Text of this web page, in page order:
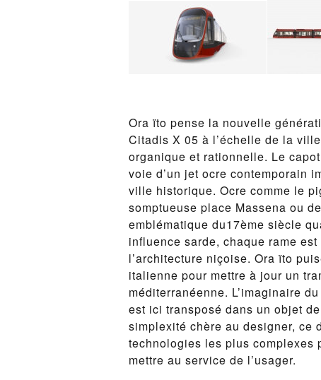
Ora ïto pense la nouvelle
Citadis X 05 à l’échelle de la
organique et rationnelle. Le
voie d’un jet ocre contemporain
ville historique. Ocre comme le
somptueuse place Massena ou
emblématique du17ème siècle
influence sarde, chaque rame
l’architecture niçoise. Ora ïto
italienne pour mettre à jour un
méditerranéenne. L’imaginaire
est ici transposé dans un objet
simplexité chère au designer, ce
technologies les plus complexes
mettre au service de l’usager.